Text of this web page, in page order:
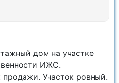
дом на участке
ИЖС.
продажи. Участок ровный.